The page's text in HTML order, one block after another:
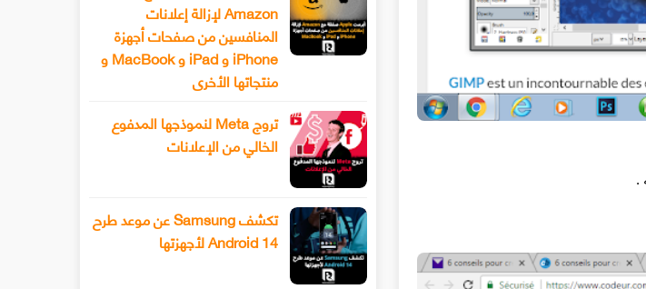
.
Amazon لإزالة إعلانات
المنافسين من صفحات أجهزة
iPhone و iPad و MacBook و
منتجاتها الأخرى
تروج Meta لنموذجها المدفوع
الخالي من الإعلانات
تكشف Samsung عن موعد طرح
Android 14 لأجهزتها